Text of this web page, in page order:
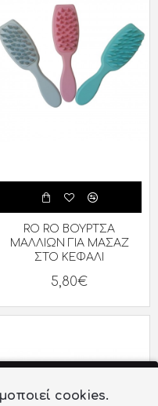
RO RO ΒΟΥΡΤΣΑ
ΜΑΛΛΙΩΝ ΓΙΑ ΜΑΣΑΖ
ΣΤΟ ΚΕΦΑΛΙ
5,80€
cookies.